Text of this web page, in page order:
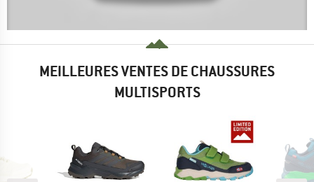
MEILLEURES VENTES DE CHAUSSURES
MULTISPORTS